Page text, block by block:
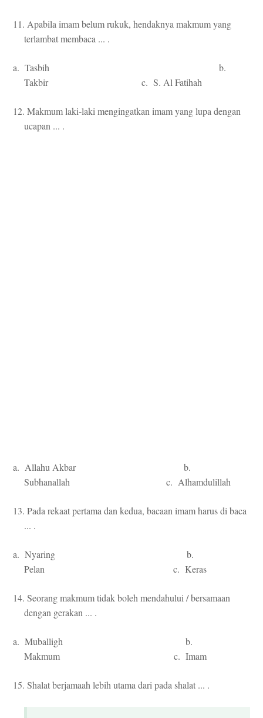
11. Apabila imam belum rukuk, hendaknya makmum yang
terlambat membaca ... .
a. Tasbih b.
Takbir c. S. Al Fatihah
12. Makmum laki-laki mengingatkan imam yang lupa dengan
ucapan ... .
a. Allahu Akbar b.
Subhanallah c. Alhamdulillah
13. Pada rekaat pertama dan kedua, bacaan imam harus di baca
... .
a. Nyaring b.
Pelan c. Keras
14. Seorang makmum tidak boleh mendahului / bersamaan
dengan gerakan ... .
a. Muballigh b.
Makmum c. Imam
15. Shalat berjamaah lebih utama dari pada shalat ... .